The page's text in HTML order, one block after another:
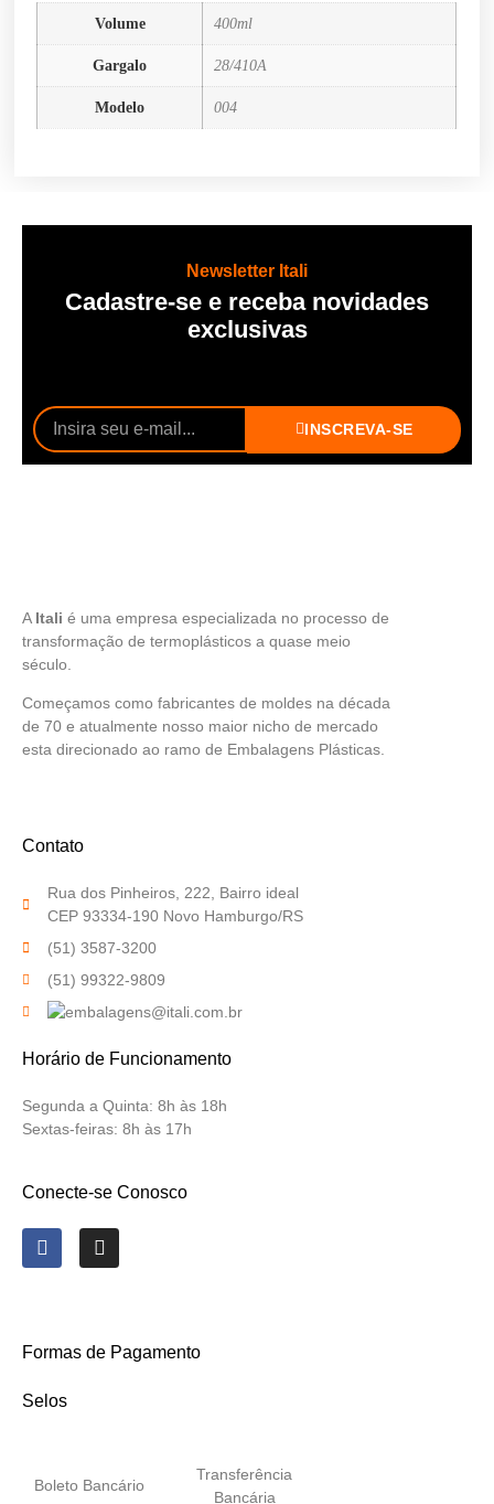
Volume 400ml
Gargalo 28/410A
Modelo 004
Newsletter Itali
Cadastre-se e receba novidades
exclusivas
INSCREVA-SE
A Itali é uma empresa especializada no processo de
transformação de termoplásticos a quase meio
século.
Começamos como fabricantes de moldes na década
de 70 e atualmente nosso maior nicho de mercado
esta direcionado ao ramo de Embalagens Plásticas.
Contato
Rua dos Pinheiros, 222, Bairro ideal
CEP 93334-190 Novo Hamburgo/RS
(51) 3587-3200
(51) 99322-9809
Horário de Funcionamento
Segunda a Quinta: 8h às 18h
Sextas-feiras: 8h às 17h
Conecte-se Conosco
Formas de Pagamento
Selos
Boleto Bancário
Transferência
Bancária